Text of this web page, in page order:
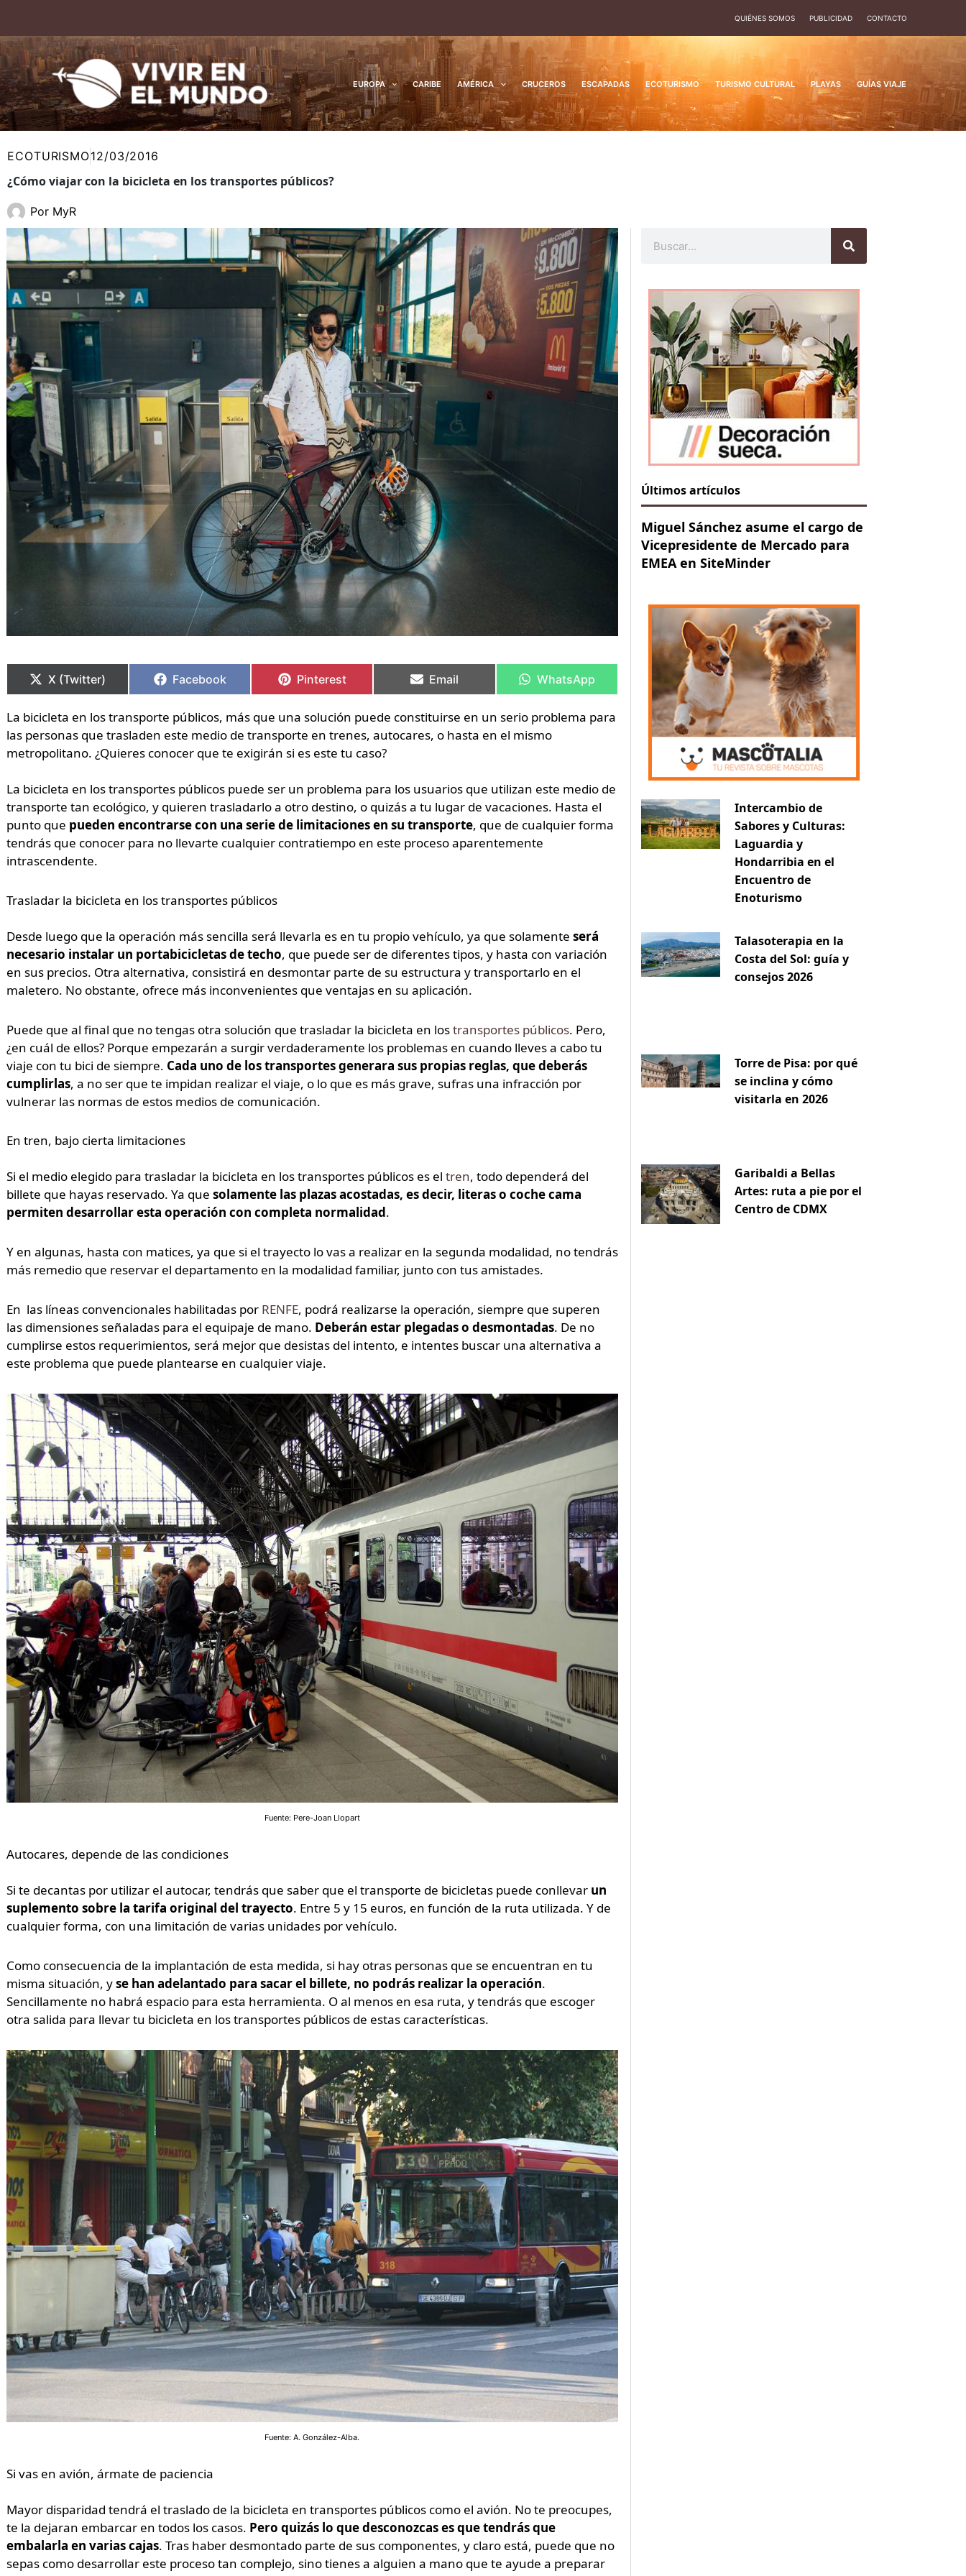
contenido
QUIÉNES SOMOS PUBLICIDAD CONTACTO
EUROPA CARIBE AMÉRICA CRUCEROS ESCAPADAS ECOTURISMO TURISMO CULTURAL PLAYAS GUÍAS VIAJE
ECOTURISMO12/03/2016
¿Cómo viajar con la bicicleta en los transportes públicos?
Por MyR
en
X (Twitter)
en
Facebook
en
Pinterest
en
Email
en
WhatsApp
La bicicleta en los transporte públicos, más que una solución puede constituirse en un serio problema para
las personas que trasladen este medio de transporte en trenes, autocares, o hasta en el mismo
metropolitano. ¿Quieres conocer que te exigirán si es este tu caso?
La bicicleta en los transportes públicos puede ser un problema para los usuarios que utilizan este medio de
transporte tan ecológico, y quieren trasladarlo a otro destino, o quizás a tu lugar de vacaciones. Hasta el
punto que pueden encontrarse con una serie de limitaciones en su transporte, que de cualquier forma
tendrás que conocer para no llevarte cualquier contratiempo en este proceso aparentemente
intrascendente.
Trasladar la bicicleta en los transportes públicos
Desde luego que la operación más sencilla será llevarla es en tu propio vehículo, ya que solamente será
necesario instalar un portabicicletas de techo, que puede ser de diferentes tipos, y hasta con variación
en sus precios. Otra alternativa, consistirá en desmontar parte de su estructura y transportarlo en el
maletero. No obstante, ofrece más inconvenientes que ventajas en su aplicación.
Puede que al final que no tengas otra solución que trasladar la bicicleta en lostransportes públicos. Pero,
¿en cuál de ellos? Porque empezarán a surgir verdaderamente los problemas en cuando lleves a cabo tu
viaje con tu bici de siempre. Cada uno de los transportes generara sus propias reglas, que deberás
cumplirlas, a no ser que te impidan realizar el viaje, o lo que es más grave, sufras una infracción por
vulnerar las normas de estos medios de comunicación.
En tren, bajo cierta limitaciones
Si el medio elegido para trasladar la bicicleta en los transportes públicos es el tren, todo dependerá del
billete que hayas reservado. Ya que solamente las plazas acostadas, es decir, literas o coche cama
permiten desarrollar esta operación con completa normalidad.
Y en algunas, hasta con matices, ya que si el trayecto lo vas a realizar en la segunda modalidad, no tendrás
más remedio que reservar el departamento en la modalidad familiar, junto con tus amistades.
En las líneas convencionales habilitadas por RENFE, podrá realizarse la operación, siempre que superen
las dimensiones señaladas para el equipaje de mano. Deberán estar plegadas o desmontadas. De no
cumplirse estos requerimientos, será mejor que desistas del intento, e intentes buscar una alternativa a
este problema que puede plantearse en cualquier viaje.
Fuente: Pere-Joan Llopart
Autocares, depende de las condiciones
Si te decantas por utilizar el autocar, tendrás que saber que el transporte de bicicletas puede conllevar un
suplemento sobre la tarifa original del trayecto. Entre 5 y 15 euros, en función de la ruta utilizada. Y de
cualquier forma, con una limitación de varias unidades por vehículo.
Como consecuencia de la implantación de esta medida, si hay otras personas que se encuentran en tu
misma situación, yse han adelantado para sacar el billete, no podrás realizar la operación.
Sencillamente no habrá espacio para esta herramienta. O al menos en esa ruta, y tendrás que escoger
otra salida para llevar tu bicicleta en los transportes públicos de estas características.
Fuente: A. González-Alba.
Si vas en avión, ármate de paciencia
Mayor disparidad tendrá el traslado de la bicicleta en transportes públicos como el avión. No te preocupes,
te la dejaran embarcar en todos los casos. Pero quizás lo que desconozcas es que tendrás que
embalarla en varias cajas. Tras haber desmontado parte de sus componentes, y claro está, puede que no
sepas como desarrollar este proceso tan complejo, sino tienes a alguien a mano que te ayude a preparar
en
en
en
en
en
Últimos artículos
Miguel Sánchez asume el cargo de
Vicepresidente de Mercado para
EMEA en SiteMinder
Intercambio de
Sabores y Culturas:
Laguardia y
Hondarribia en el
Encuentro de
Enoturismo
Talasoterapia en la
Costa del Sol: guía y
consejos 2026
Torre de Pisa: por qué
se inclina y cómo
visitarla en 2026
Garibaldi a Bellas
Artes: ruta a pie por el
Centro de CDMX